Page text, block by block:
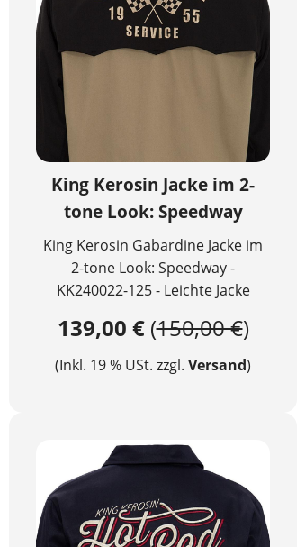
King Kerosin Jacke im 2-
tone Look: Speedway
King Kerosin Gabardine Jacke im
2-tone Look: Speedway -
KK240022-125 - Leichte Jacke
139,00 €(150,00 €)
(Inkl. 19 % USt. zzgl. Versand)